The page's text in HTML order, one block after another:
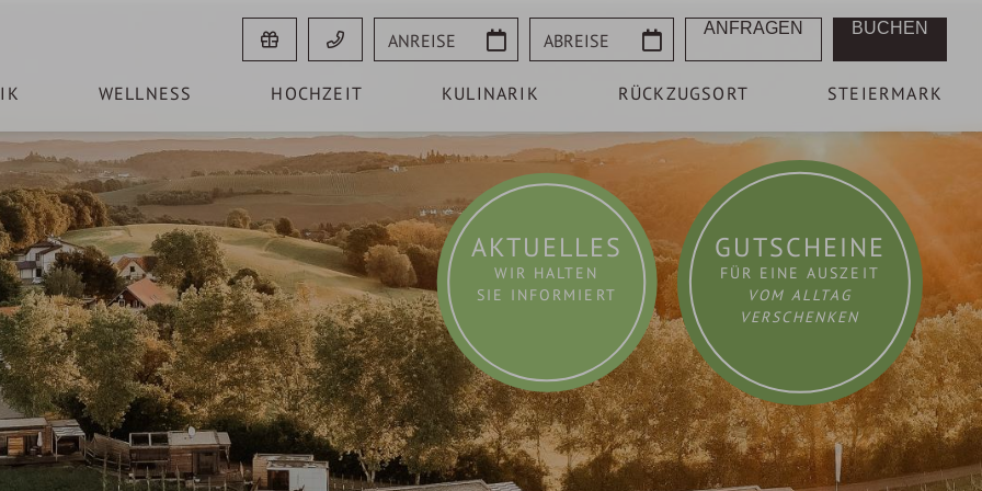
Anreise Abreise ANFRAGEN BUCHEN
WELLNESS HOCHZEIT KULINARIK RÜCKZUGSORT STEIERMARK
GUTSCHEINE
FÜR EINE AUSZEIT
VOM ALLTAG
VERSCHENKEN
AKTUELLES
WIR HALTEN
SIE INFORMIERT